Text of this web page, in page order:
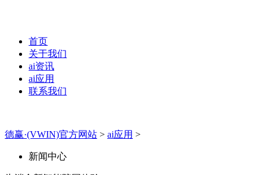
首页
关于我们
ai资讯
ai应用
联系我们
德赢·(VWIN)官方网站 > ai应用 >
新闻中心